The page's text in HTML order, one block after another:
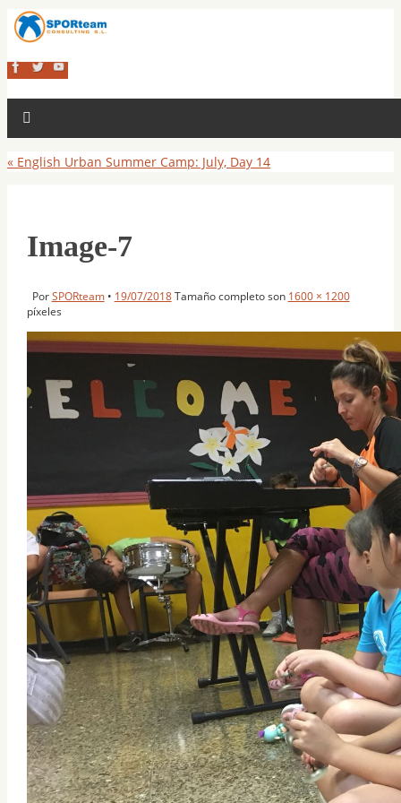
« English Urban Summer Camp: July, Day 14
Image-7
PorSPORteam • 19/07/2018 Tamaño completo son 1600 × 1200
píxeles